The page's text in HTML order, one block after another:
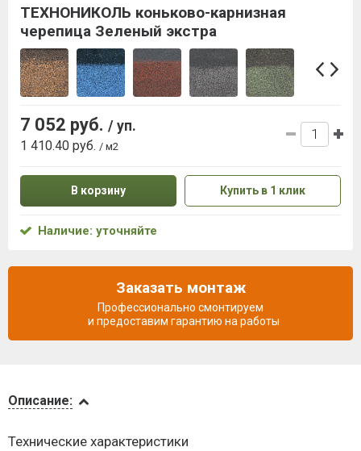
и оплата
Описание:
Технические характеристики
ТЕХНОНИКОЛЬ коньково-карнизная
черепица Зеленый экстра
7 052 руб. / уп.
1 410.40 руб. / м2
В корзину Купить в 1 клик
Наличие: уточняйте
Заказать монтаж
Профессионально смонтируем
и предоставим гарантию на работы